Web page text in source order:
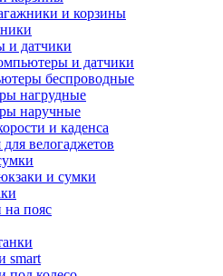
и корзины
и датчики
и датчики
беспроводные
нагрудные
наручные
и каденса
велогаджетов
и сумки
на пояс
smart